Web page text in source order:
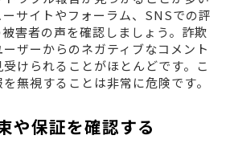
サイトやフォーラム、SNSでの評
害者の声を確認しましょう。詐欺
ザーからのネガティブなコメント
けられることがほとんどです。こ
無視することは非常に危険です。
や保証を確認する